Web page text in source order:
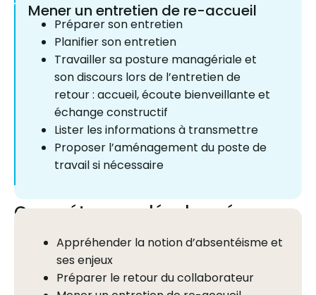
Mener un entretien de re-accueil
Préparer son entretien
Planifier son entretien
Travailler sa posture managériale et
son discours lors de l’entretien de
retour : accueil, écoute bienveillante et
échange constructif
Lister les informations à transmettre
Proposer l’aménagement du poste de
travail si nécessaire
Compétences développées
Appréhender la notion d’absentéisme et
ses enjeux
Préparer le retour du collaborateur